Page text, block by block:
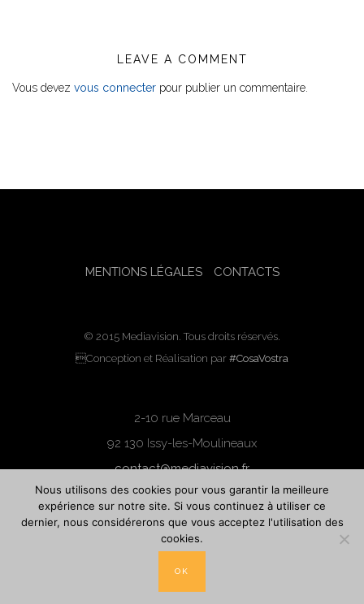
LEAVE A COMMENT
Vous devez vous connecter pour publier un commentaire.
MENTIONS LÉGALES CONTACTS
© 2015 Mediavision. Tous droits réservés.
Conception et Réalisation par #CosaVostra
2-10 rue Marceau
92 130 Issy-les-Moulineaux
contact@mediavision.fr
Nous utilisons des cookies pour vous garantir la meilleure
expérience sur notre site. Si vous continuez à utiliser ce
dernier, nous considérerons que vous acceptez l'utilisation des
cookies.
OK